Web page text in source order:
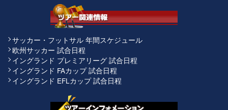
サッカー・フットサル 年間スケジュール
欧州サッカー 試合日程
イングランド プレミアリーグ 試合日程
イングランド FAカップ 試合日程
イングランド EFLカップ 試合日程